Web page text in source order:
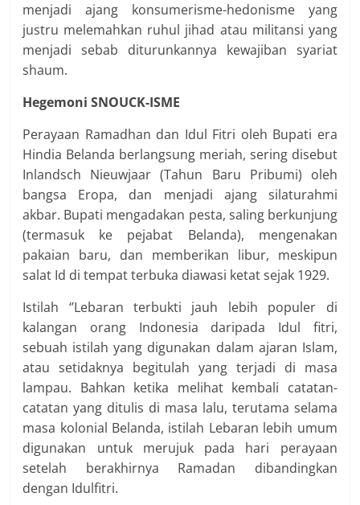
menjadi ajang konsumerisme-hedonisme yang
justru melemahkan ruhul jihad atau militansi yang
menjadi sebab diturunkannya kewajiban syariat
shaum.
Hegemoni SNOUCK-ISME
Perayaan Ramadhan dan Idul Fitri oleh Bupati era
Hindia Belanda berlangsung meriah, sering disebut
Inlandsch Nieuwjaar (Tahun Baru Pribumi) oleh
bangsa Eropa, dan menjadi ajang silaturahmi
akbar. Bupati mengadakan pesta, saling berkunjung
(termasuk ke pejabat Belanda), mengenakan
pakaian baru, dan memberikan libur, meskipun
salat Id di tempat terbuka diawasi ketat sejak 1929.
Istilah ‘’Lebaran terbukti jauh lebih populer di
kalangan orang Indonesia daripada Idul fitri,
sebuah istilah yang digunakan dalam ajaran Islam,
atau setidaknya begitulah yang terjadi di masa
lampau. Bahkan ketika melihat kembali catatan-
catatan yang ditulis di masa lalu, terutama selama
masa kolonial Belanda, istilah Lebaran lebih umum
digunakan untuk merujuk pada hari perayaan
setelah berakhirnya Ramadan dibandingkan
dengan Idulfitri.